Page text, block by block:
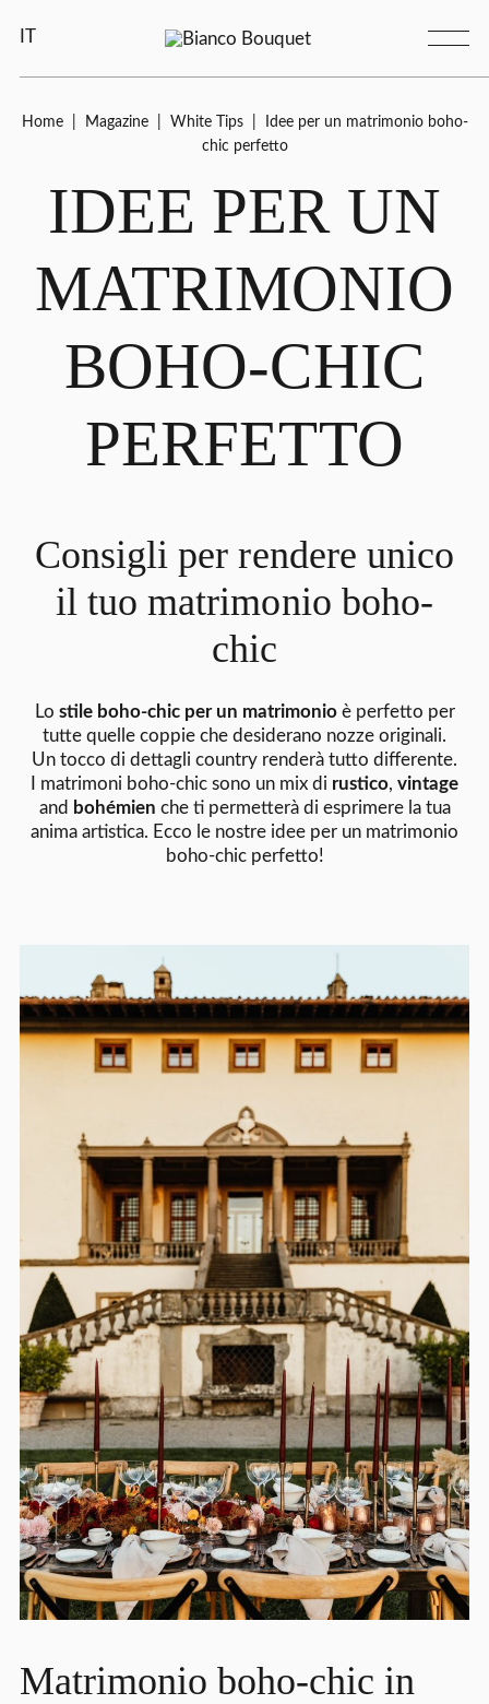
IT
Home Magazine White Tips
Idee per un matrimonio boho-
chic perfetto
IDEE PER UN
MATRIMONIO
BOHO-CHIC
PERFETTO
Consigli per rendere unico
il tuo matrimonio boho-
chic
Lo stile boho-chic per un matrimonioè perfetto per
tutte quelle coppie che desiderano nozze originali.
Un tocco di dettagli country renderà tutto differente.
I matrimoni boho-chic sono un mix di rustico, vintage
and bohémien che ti permetterà di esprimere la tua
anima artistica. Ecco le nostre idee per un matrimonio
boho-chic perfetto!
Matrimonio boho-chic in